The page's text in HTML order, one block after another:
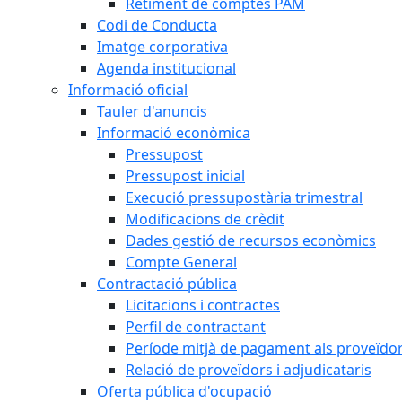
Codi de Conducta
Imatge corporativa
Agenda institucional
Informació oficial
Tauler d'anuncis
Informació econòmica
Pressupost
Pressupost inicial
Execució pressupostària trimestral
Modificacions de crèdit
Dades gestió de recursos econòmics
Compte General
Contractació pública
Licitacions i contractes
Perfil de contractant
Període mitjà de pagament als
Relació de proveïdors i adjudicataris
Oferta pública d'ocupació